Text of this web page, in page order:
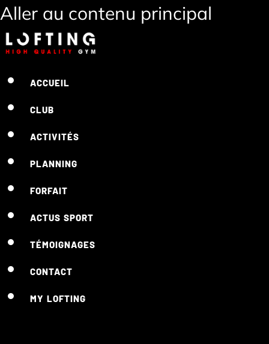
Aller au contenu principal
ACCUEIL
CLUB
ACTIVITÉS
PLANNING
FORFAIT
ACTUS SPORT
TÉMOIGNAGES
CONTACT
MY LOFTING